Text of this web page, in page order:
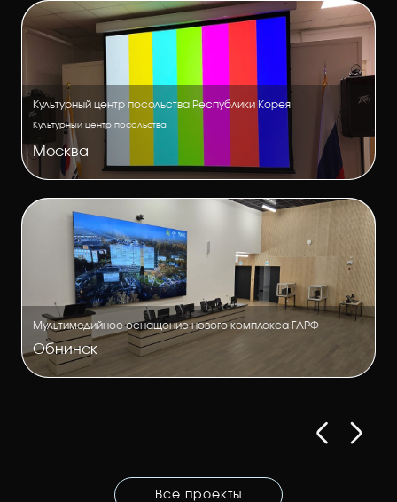
Культурный центр посольства Республики Корея
Культурный центр посольства
Москва
Мультимедийное оснащение нового комплекса ГАРФ
Обнинск
Все проекты